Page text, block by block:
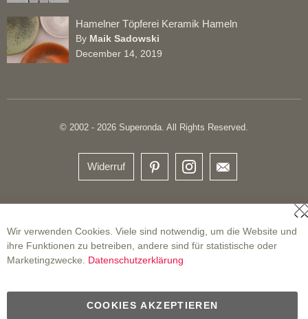
Hamelner Töpferei Keramik Hameln
By Maik Sadowski
December 14, 2019
© 2002 - 2026 Superonda. All Rights Reserved.
Widerruf
Wir verwenden Cookies. Viele sind notwendig, um die Website und
ihre Funktionen zu betreiben, andere sind für statistische oder
Marketingzwecke. Datenschutzerklärung
COOKIES AKZEPTIEREN